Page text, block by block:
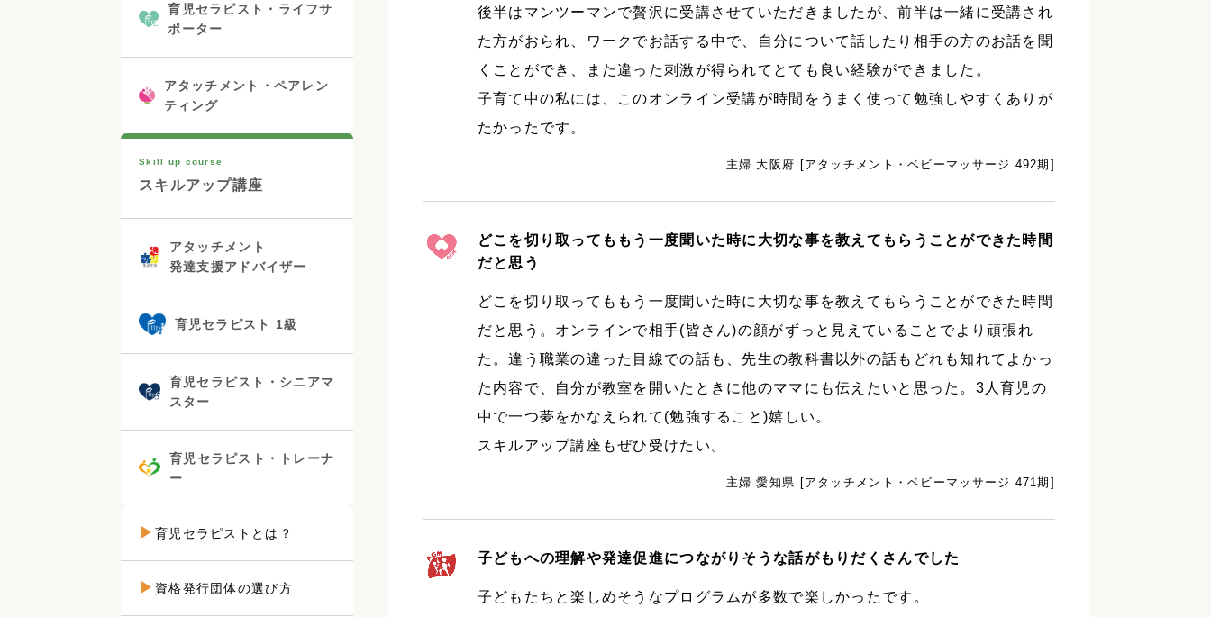
後半はマンツーマンで贅沢に受講させていただきましたが、前半は一緒に受講され
た方がおられ、ワークでお話する中で、自分について話したり相手の方のお話を聞
くことができ、また違った刺激が得られてとても良い経験ができました。
子育て中の私には、このオンライン受講が時間をうまく使って勉強しやすくありが
たかったです。
主婦 大阪府 [アタッチメント・ベビーマッサージ 492期]
どこを切り取ってももう一度聞いた時に大切な事を教えてもらうことができた時間
だと思う
どこを切り取ってももう一度聞いた時に大切な事を教えてもらうことができた時間
だと思う。オンラインで相手(皆さん)の顔がずっと見えていることでより頑張れ
た。違う職業の違った目線での話も、先生の教科書以外の話もどれも知れてよかっ
た内容で、自分が教室を開いたときに他のママにも伝えたいと思った。3人育児の
中で一つ夢をかなえられて(勉強すること)嬉しい。
スキルアップ講座もぜひ受けたい。
主婦 愛知県 [アタッチメント・ベビーマッサージ 471期]
子どもへの理解や発達促進につながりそうな話がもりだくさんでした
子どもたちと楽しめそうなプログラムが多数で楽しかったです。
育児セラピスト・ライフサ
ポーター
アタッチメント・ペアレン
ティング
Skill up course
スキルアップ講座
アタッチメント
発達支援アドバイザー
育児セラピスト 1級
育児セラピスト・シニアマ
スター
育児セラピスト・トレーナ
ー
育児セラピストとは？
資格発行団体の選び方